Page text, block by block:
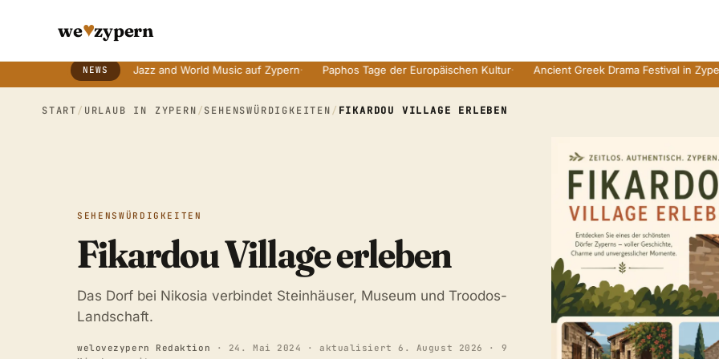
we♥zypern
NEWS
Breaking News Ticker
Jazz and World Music auf Zypern· Paphos Tage der Europäischen Kultur· Ancient Greek Drama Festival in Zyperns
START/ URLAUB IN ZYPERN/SEHENSWÜRDIGKEITEN/ FIKARDOU VILLAGE ERLEBEN
SEHENSWÜRDIGKEITEN
Fikardou Village erleben
Das Dorf bei Nikosia verbindet Steinhäuser, Museum und Troodos-
Landschaft.
welovezypern Redaktion · 24. Mai 2024 · aktualisiert6. August 2026
· 9